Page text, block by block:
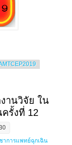
2019: 21st Century
านวิจัย ใน
รั้งที่ 12
าการแพทย์ฉุกเฉิน